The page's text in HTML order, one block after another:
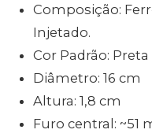
Composição:
Injetado.
Cor Padrão: Preta
Diâmetro: 16 cm
Altura: 1,8 cm
Furo central: ~51